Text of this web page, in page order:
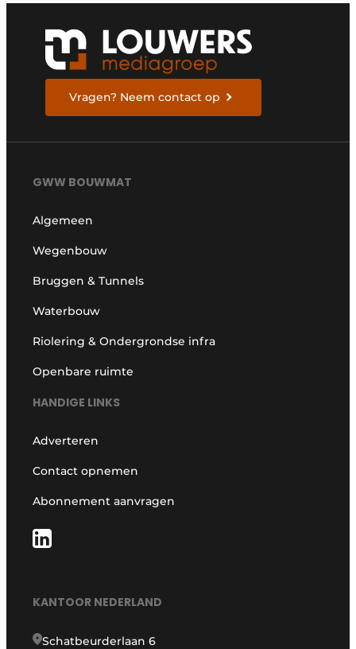
Vragen? Neem contact op
GWW BOUWMAT
Algemeen
Wegenbouw
Bruggen & Tunnels
Waterbouw
Riolering & Ondergrondse infra
Openbare ruimte
HANDIGE LINKS
Adverteren
Contact opnemen
Abonnement aanvragen
KANTOOR NEDERLAND
Schatbeurderlaan 6